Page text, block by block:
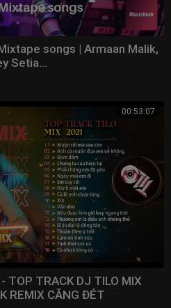
songs | Armaan Malik,
Setia...
00:53:07
TOP TRACK DJ TILO MIX
REMIX CĂNG ĐÉT